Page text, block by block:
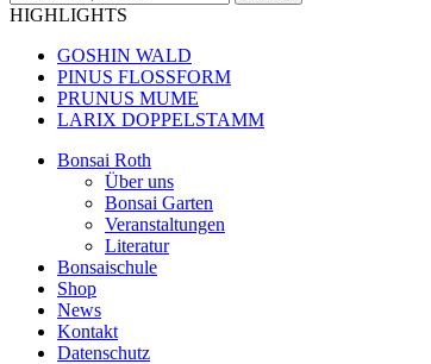
HIGHLIGHTS
GOSHIN WALD
PINUS FLOSSFORM
PRUNUS MUME
LARIX DOPPELSTAMM
Bonsai Roth
Über uns
Bonsai Garten
Veranstaltungen
Literatur
Bonsaischule
Shop
News
Kontakt
Datenschutz